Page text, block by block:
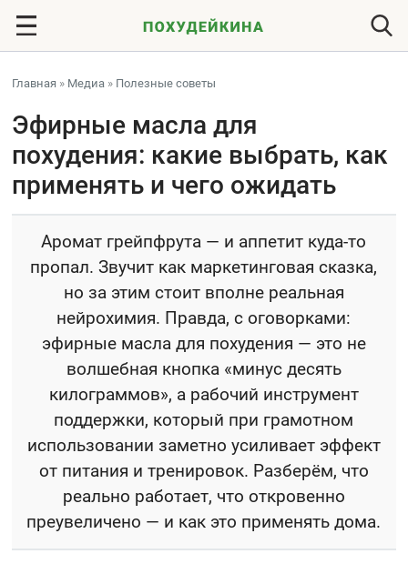
Главная » Медиа » Полезные советы
Эфирные масла для
похудения: какие выбрать, как
применять и чего ожидать
Аромат грейпфрута — и аппетит куда-то
пропал. Звучит как маркетинговая сказка,
но за этим стоит вполне реальная
нейрохимия. Правда, с оговорками:
эфирные масла для похудения — это не
волшебная кнопка «минус десять
килограммов», а рабочий инструмент
поддержки, который при грамотном
использовании заметно усиливает эффект
от питания и тренировок. Разберём, что
реально работает, что откровенно
преувеличено — и как это применять дома.